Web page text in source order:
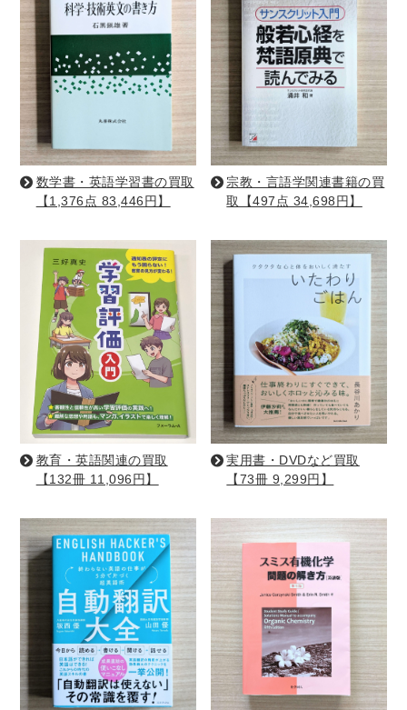
マネジメント・人材管理・リーダーシップ
経営学
経理・アカウンティング
金融・ファイナンス・投資
アート・建築・デザイン・音楽
書道
インテリアデザイン・建築デザイン
他建築・芸術
住宅建築
写真 ・絵画 ・美術
建築家・建設・建築構造
彫刻・工芸
楽譜・スコア・音楽書
西洋の建築
理工書関係
科学書・工学書・コンピュータ書籍
宇宙学・天文学 工学書 数学書
海洋学
物理学
生物・バイオテクノロジー
科学書
農学
金属・鉱学
電気・通信
IT・テクノロジー・コンピュータ
エネルギー
他理工書
化学 地球科学・エコロジー
医学書・東洋医学書
歯学書・歯科衛生士 看護学書
眼科学
精神医学書
臨床医学一般
薬学書
針灸・漢方
リハビリテーション医学
伝統医学・東洋医学
基礎医学
小児科学
整形外科学
数学書・英語学習書の買取
【1,376点 83,446円】
宗教・言語学関連書籍の買
取【497点 34,698円】
教育・英語関連の買取
【132冊 11,096円】
実用書・DVDなど買取
【73冊 9,299円】